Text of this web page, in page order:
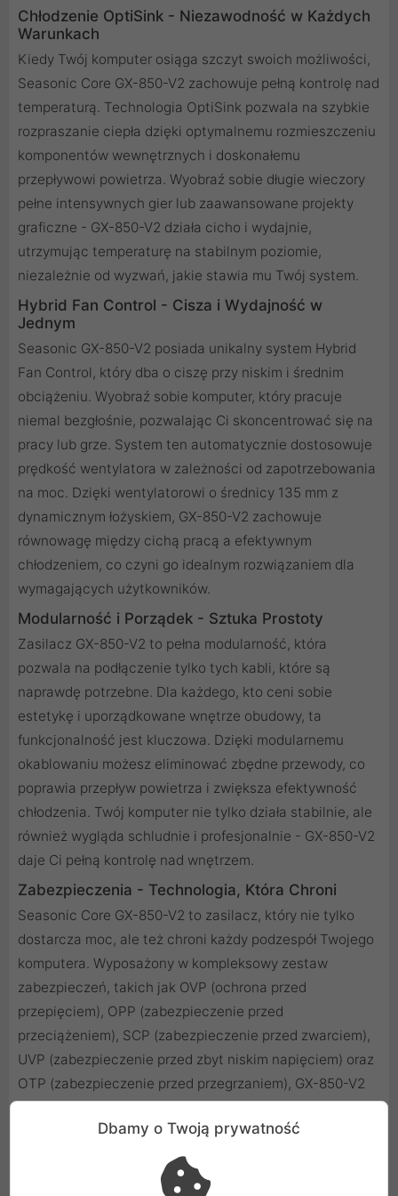
Chłodzenie OptiSink - Niezawodność w Każdych
Warunkach
Kiedy Twój komputer osiąga szczyt swoich możliwości,
Seasonic Core GX-850-V2 zachowuje pełną kontrolę nad
temperaturą. Technologia OptiSink pozwala na szybkie
rozpraszanie ciepła dzięki optymalnemu rozmieszczeniu
komponentów wewnętrznych i doskonałemu
przepływowi powietrza. Wyobraź sobie długie wieczory
pełne intensywnych gier lub zaawansowane projekty
graficzne - GX-850-V2 działa cicho i wydajnie,
utrzymując temperaturę na stabilnym poziomie,
niezależnie od wyzwań, jakie stawia mu Twój system.
Hybrid Fan Control - Cisza i Wydajność w
Jednym
Seasonic GX-850-V2 posiada unikalny system Hybrid
Fan Control, który dba o ciszę przy niskim i średnim
obciążeniu. Wyobraź sobie komputer, który pracuje
niemal bezgłośnie, pozwalając Ci skoncentrować się na
pracy lub grze. System ten automatycznie dostosowuje
prędkość wentylatora w zależności od zapotrzebowania
na moc. Dzięki wentylatorowi o średnicy 135 mm z
dynamicznym łożyskiem, GX-850-V2 zachowuje
równowagę między cichą pracą a efektywnym
chłodzeniem, co czyni go idealnym rozwiązaniem dla
wymagających użytkowników.
Modularność i Porządek - Sztuka Prostoty
Zasilacz GX-850-V2 to pełna modularność, która
pozwala na podłączenie tylko tych kabli, które są
naprawdę potrzebne. Dla każdego, kto ceni sobie
estetykę i uporządkowane wnętrze obudowy, ta
funkcjonalność jest kluczowa. Dzięki modularnemu
okablowaniu możesz eliminować zbędne przewody, co
poprawia przepływ powietrza i zwiększa efektywność
chłodzenia. Twój komputer nie tylko działa stabilnie, ale
również wygląda schludnie i profesjonalnie - GX-850-V2
daje Ci pełną kontrolę nad wnętrzem.
Zabezpieczenia - Technologia, Która Chroni
Seasonic Core GX-850-V2 to zasilacz, który nie tylko
dostarcza moc, ale też chroni każdy podzespół Twojego
komputera. Wyposażony w kompleksowy zestaw
zabezpieczeń, takich jak OVP (ochrona przed
przepięciem), OPP (zabezpieczenie przed
przeciążeniem), SCP (zabezpieczenie przed zwarciem),
UVP (zabezpieczenie przed zbyt niskim napięciem) oraz
OTP (zabezpieczenie przed przegrzaniem), GX-850-V2
być pewien, że Twój sprzęt jest chroniony przed
wszelkimi niespodziewanymi zagrożeniami, które mogą
pojawić się podczas intensywnej pracy.
Dbamy o Twoją prywatność